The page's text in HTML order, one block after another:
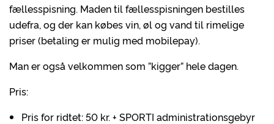
fællesspisning. Maden til fællesspisningen bestilles
udefra, og der kan købes vin, øl og vand til rimelige
priser (betaling er mulig med mobilepay).
Man er også velkommen som ”kigger” hele dagen.
Pris:
Pris for ridtet: 50 kr. + SPORTI administrationsgebyr